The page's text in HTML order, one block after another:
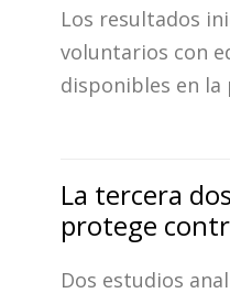
Los resultados
voluntarios con
disponibles en
La tercera
protege
Dos estudios